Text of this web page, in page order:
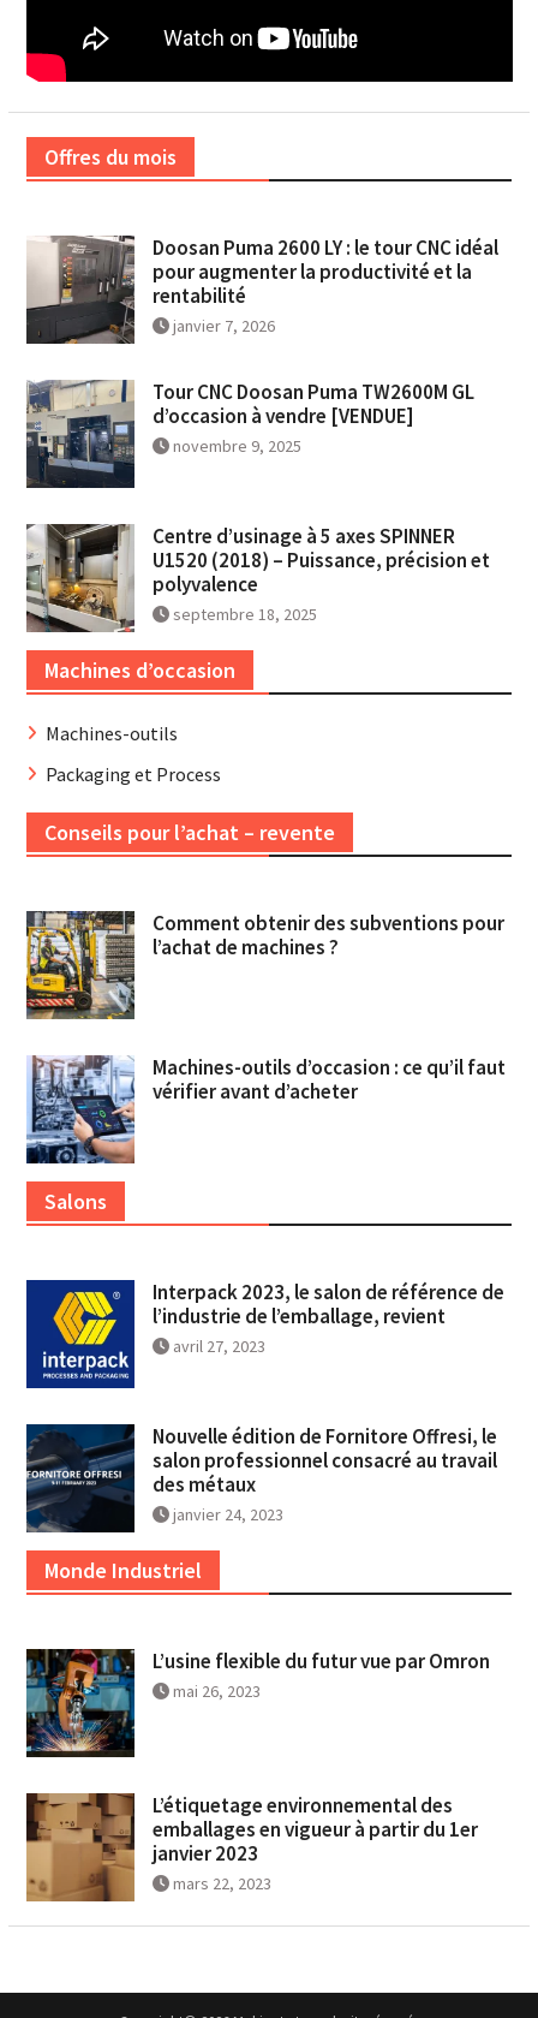
Offres du mois
Doosan Puma 2600 LY : le tour CNC idéal
pour augmenter la productivité et la
rentabilité
janvier 7, 2026
Tour CNC Doosan Puma TW2600M GL
d’occasion à vendre [VENDUE]
novembre 9, 2025
Centre d’usinage à 5 axes SPINNER
U1520 (2018) – Puissance, précision et
polyvalence
septembre 18, 2025
Machines d’occasion
Machines-outils
Packaging et Process
Conseils pour l’achat – revente
Comment obtenir des subventions pour
l’achat de machines ?
Machines-outils d’occasion : ce qu’il faut
vérifier avant d’acheter
Salons
Interpack 2023, le salon de référence de
l’industrie de l’emballage, revient
avril 27, 2023
Nouvelle édition de Fornitore Offresi, le
salon professionnel consacré au travail
des métaux
janvier 24, 2023
Monde Industriel
L’usine flexible du futur vue par Omron
mai 26, 2023
L’étiquetage environnemental des
emballages en vigueur à partir du 1er
janvier 2023
mars 22, 2023